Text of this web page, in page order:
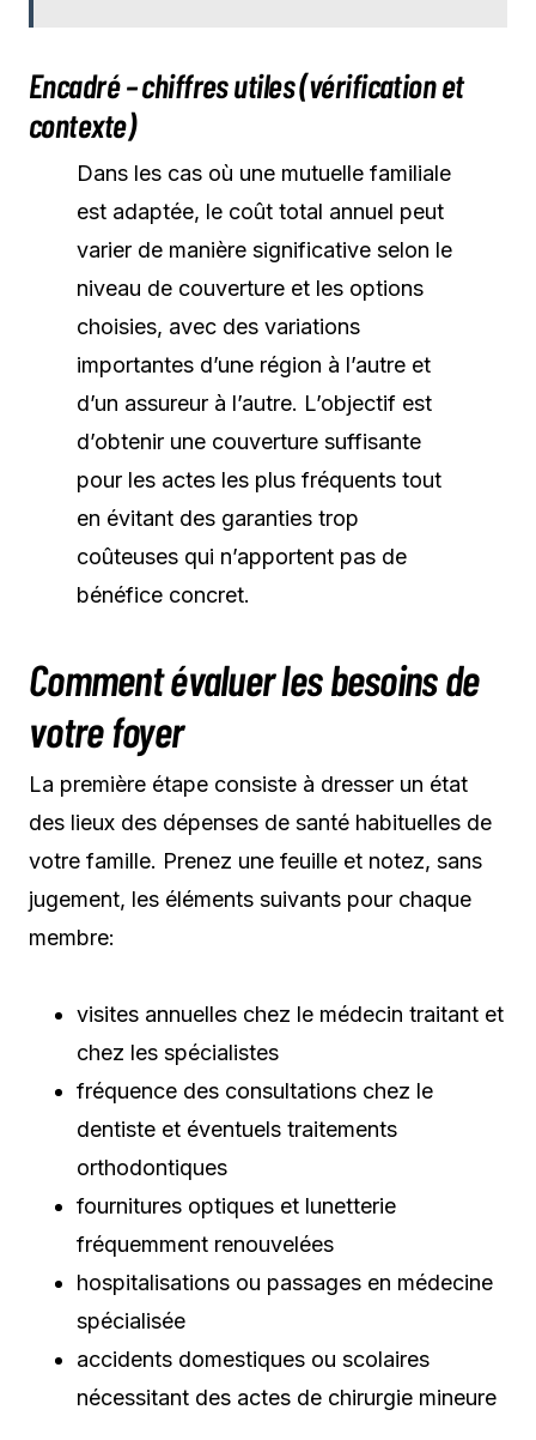
Encadré – chiffres utiles (vérification et
contexte)
Dans les cas où une mutuelle familiale
est adaptée, le coût total annuel peut
varier de manière significative selon le
niveau de couverture et les options
choisies, avec des variations
importantes d’une région à l’autre et
d’un assureur à l’autre. L’objectif est
d’obtenir une couverture suffisante
pour les actes les plus fréquents tout
en évitant des garanties trop
coûteuses qui n’apportent pas de
bénéfice concret.
Comment évaluer les besoins de
votre foyer
La première étape consiste à dresser un état
des lieux des dépenses de santé habituelles de
votre famille. Prenez une feuille et notez, sans
jugement, les éléments suivants pour chaque
membre:
visites annuelles chez le médecin traitant et
chez les spécialistes
fréquence des consultations chez le
dentiste et éventuels traitements
orthodontiques
fournitures optiques et lunetterie
fréquemment renouvelées
hospitalisations ou passages en médecine
spécialisée
accidents domestiques ou scolaires
nécessitant des actes de chirurgie mineure